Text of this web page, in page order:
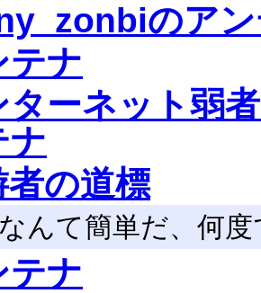
のア
テナ
ターネット弱
ナ
者の道標
んて簡単だ、何
テナ